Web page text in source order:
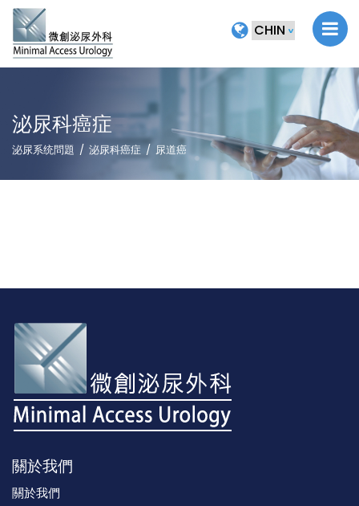
泌尿科癌症
泌尿系统問題 泌尿科癌症 尿道癌
關於我們
關於我們